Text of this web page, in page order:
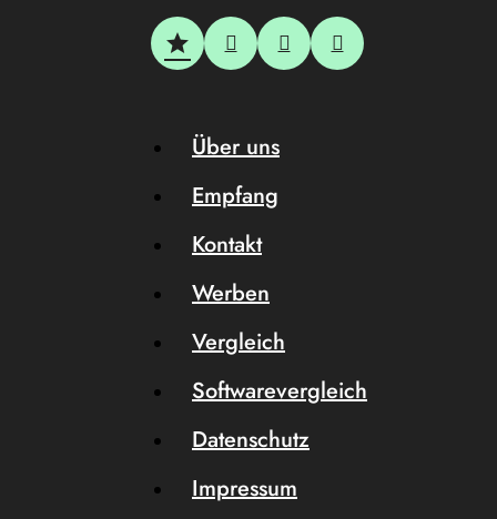
Über uns
Empfang
Kontakt
Werben
Vergleich
Softwarevergleich
Datenschutz
Impressum